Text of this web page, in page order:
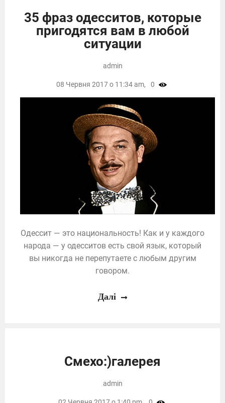
35 фраз одесситов, которые
пригодятся вам в любой
ситуации
Одессит — это национальность! Как и у каждого
народа — у одесситов есть свой язык, который
вы никогда не перепутаете с любым другим
говором.
admin
08 Червня 2017 о 11:34 am, 0
Далі
Смехо:)галерея
admin